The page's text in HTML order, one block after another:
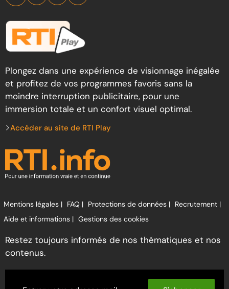
Plongez dans une expérience de visionnage inégalée
et profitez de vos programmes favoris sans la
moindre interruption publicitaire, pour une
immersion totale et un confort visuel optimal.
Accéder au site de RTI Play
Mentions légales | FAQ | Protections de données | Recrutement |
Aide et informations | Gestions des cookies
Restez toujours informés de nos thématiques et nos
contenus.